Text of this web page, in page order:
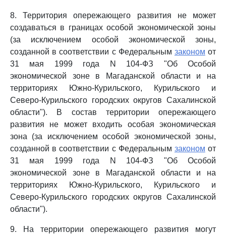
8. Территория опережающего развития не может
создаваться в границах особой экономической зоны
(за исключением особой экономической зоны,
созданной в соответствии с Федеральным законом от
31 мая 1999 года N 104-ФЗ "Об Особой
экономической зоне в Магаданской области и на
территориях Южно-Курильского, Курильского и
Северо-Курильского городских округов Сахалинской
области"). В состав территории опережающего
развития не может входить особая экономическая
зона (за исключением особой экономической зоны,
созданной в соответствии с Федеральным законом от
31 мая 1999 года N 104-ФЗ "Об Особой
экономической зоне в Магаданской области и на
территориях Южно-Курильского, Курильского и
Северо-Курильского городских округов Сахалинской
области").
9. На территории опережающего развития могут